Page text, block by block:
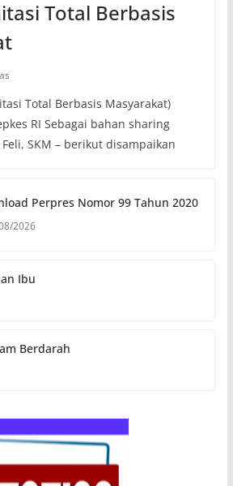
Total Berbasis
Total Berbasis Masyarakat)
RI Sebagai bahan sharing
SKM – berikut disampaikan
Perpres Nomor 99 Tahun 2020
2026
Ibu
Berdarah